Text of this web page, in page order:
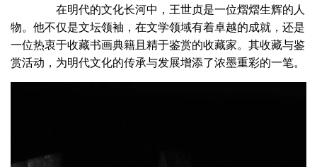
在明代的文化长河中，王世贞是一位熠熠生辉的人
物。他不仅是文坛领袖，在文学领域有着卓越的成就，还是
一位热衷于收藏书画典籍且精于鉴赏的收藏家。其收藏与鉴
赏活动，为明代文化的传承与发展增添了浓墨重彩的一笔。